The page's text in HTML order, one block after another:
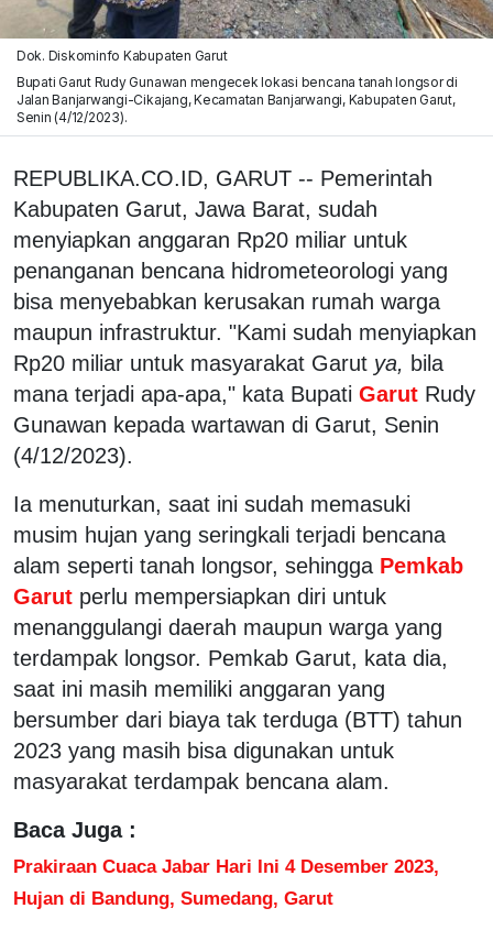
Dok. Diskominfo Kabupaten Garut
Bupati Garut Rudy Gunawan mengecek lokasi bencana tanah longsor di
Jalan Banjarwangi-Cikajang, Kecamatan Banjarwangi, Kabupaten Garut,
Senin (4/12/2023).
REPUBLIKA.CO.ID, GARUT -- Pemerintah
Kabupaten Garut, Jawa Barat, sudah
menyiapkan anggaran Rp20 miliar untuk
penanganan bencana hidrometeorologi yang
bisa menyebabkan kerusakan rumah warga
maupun infrastruktur. "Kami sudah menyiapkan
Rp20 miliar untuk masyarakat Garut ya, bila
mana terjadi apa-apa," kata Bupati Garut Rudy
Gunawan kepada wartawan di Garut, Senin
(4/12/2023).
Ia menuturkan, saat ini sudah memasuki
musim hujan yang seringkali terjadi bencana
alam seperti tanah longsor, sehingga Pemkab
Garut perlu mempersiapkan diri untuk
menanggulangi daerah maupun warga yang
terdampak longsor. Pemkab Garut, kata dia,
saat ini masih memiliki anggaran yang
bersumber dari biaya tak terduga (BTT) tahun
2023 yang masih bisa digunakan untuk
masyarakat terdampak bencana alam.
Baca Juga :
Prakiraan Cuaca Jabar Hari Ini 4 Desember 2023,
Hujan di Bandung, Sumedang, Garut